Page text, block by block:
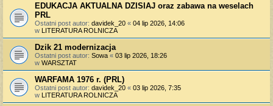
EDUKACJA AKTUALNA DZISIAJ oraz zabawa na weselach
PRL
Ostatni post autor: davidek_20 « 04 lip 2026, 14:06
w LITERATURA ROLNICZA
Dzik 21 modernizacja
Ostatni post autor: Sowa « 03 lip 2026, 18:26
w WARSZTAT
WARFAMA 1976 r. (PRL)
Ostatni post autor: davidek_20 « 03 lip 2026, 7:35
w LITERATURA ROLNICZA